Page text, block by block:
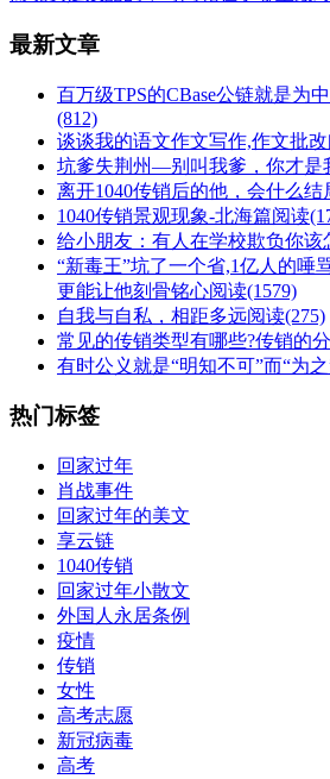
最新文章
百万级TPS的CBase公链就是为
(812)
谈谈我的语文作文写作,作文批改
坑爹失荆州—别叫我爹，你才是
离开1040传销后的他，会什么结
1040传销景观现象-北海篇阅读
给小朋友：有人在学校欺负你该
“新毒王”坑了一个省,1亿人的唾
更能让他刻骨铭心阅读(1579)
自我与自私，相距多远阅读(275)
常见的传销类型有哪些?传销的
有时公义就是“明知不可”而“为之
热门标签
回家过年
肖战事件
回家过年的美文
享云链
1040传销
回家过年小散文
外国人永居条例
疫情
传销
女性
高考志愿
新冠病毒
高考